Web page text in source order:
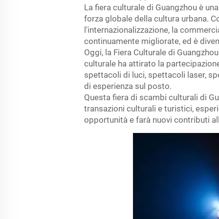
La fiera culturale di Guangzhou è
forza globale della cultura urbana.
l'internazionalizzazione, la
continuamente migliorate, ed è
Oggi, la Fiera Culturale di
culturale ha attirato la
spettacoli di luci, spettacoli laser,
di esperienza sul posto.
Questa fiera di scambi culturali di
transazioni culturali e turistici,
opportunità e farà nuovi contributi